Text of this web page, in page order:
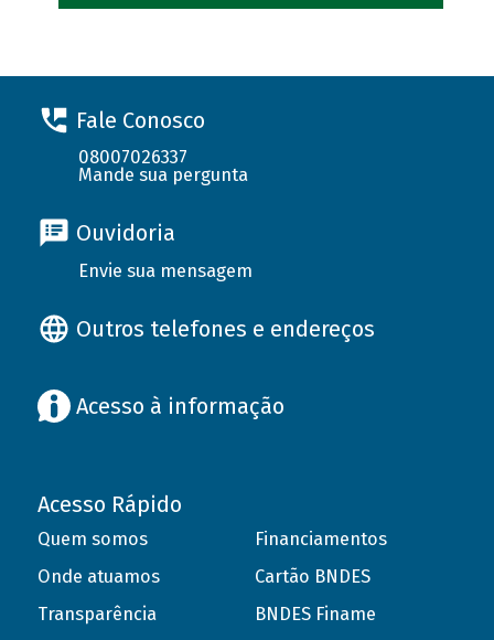
Fale Conosco
08007026337
Mande sua pergunta
Ouvidoria
Envie sua mensagem
Outros telefones e endereços
Acesso à informação
Acesso Rápido
Quem somos
Onde atuamos
Transparência
Financiamentos
Cartão BNDES
BNDES Finame